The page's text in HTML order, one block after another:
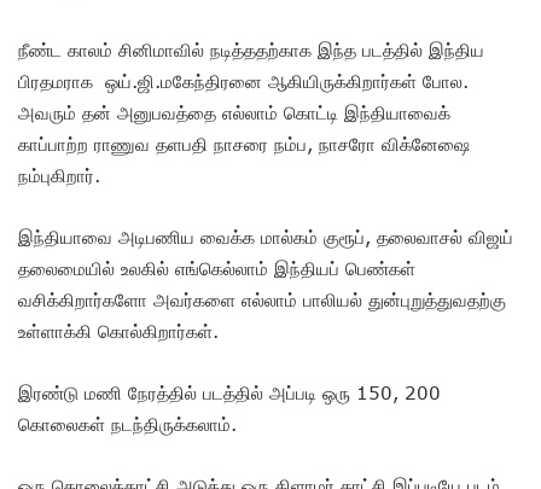
நீண்ட காலம் சினிமாவில் நடித்ததற்காக இந்த படத்தில் இந்திய
பிரதமராக ஒய்.ஜி.மகேந்திரனை ஆகியிருக்கிறார்கள் போல.
அவரும் தன் அனுபவத்தை எல்லாம் கொட்டி இந்தியாவைக்
காப்பாற்ற ராணுவ தளபதி நாசரை நம்ப, நாசரோ விக்னேஷை
நம்புகிறார்.
இந்தியாவை அடிபணிய வைக்க மால்கம் குரூப், தலைவாசல் விஜய்
தலைமையில் உலகில் எங்கெல்லாம் இந்தியப் பெண்கள்
வசிக்கிறார்களோ அவர்களை எல்லாம் பாலியல் துன்புறுத்துவதற்கு
உள்ளாக்கி கொல்கிறார்கள்.
இரண்டு மணி நேரத்தில் படத்தில் அப்படி ஒரு 150, 200
கொலைகள் நடந்திருக்கலாம்.